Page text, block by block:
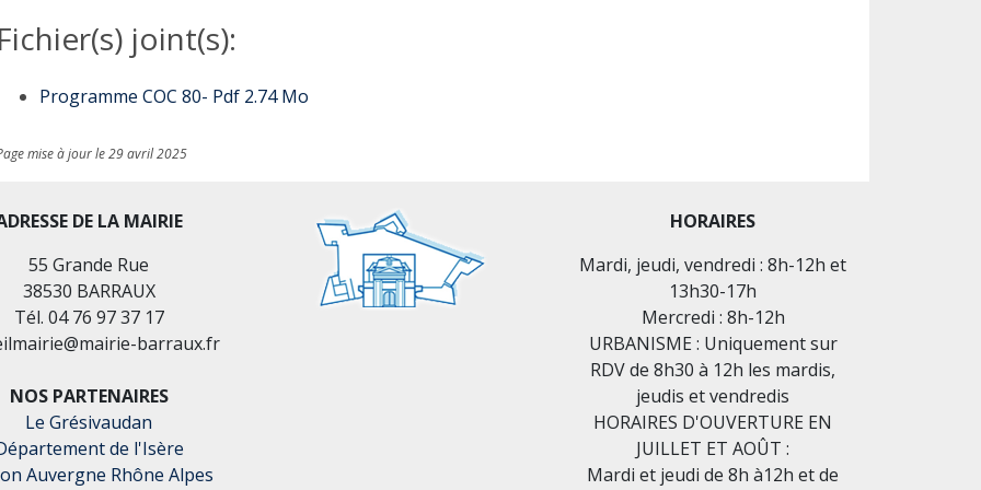
Fichier(s) joint(s):
Programme COC 80- Pdf 2.74 Mo
mise à jour le 29 avril 2025
DE LA MAIRIE
55 Grande Rue
38530 BARRAUX
Tél. 04 76 97 37 17
barraux.fr
NOS PARTENAIRES
Le Grésivaudan
de l'Isère
Auvergne Rhône Alpes
HORAIRES
Mardi, jeudi, vendredi : 8h-12h et
13h30-17h
Mercredi : 8h-12h
URBANISME : Uniquement sur
RDV de 8h30 à 12h les mardis,
jeudis et vendredis
HORAIRES D'OUVERTURE EN
JUILLET ET AOÛT :
Mardi et jeudi de 8h à12h et de